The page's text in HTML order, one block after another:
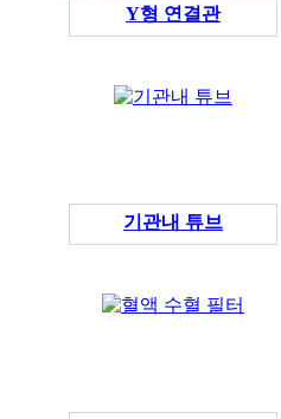
Y형 연결관
기관내 튜브